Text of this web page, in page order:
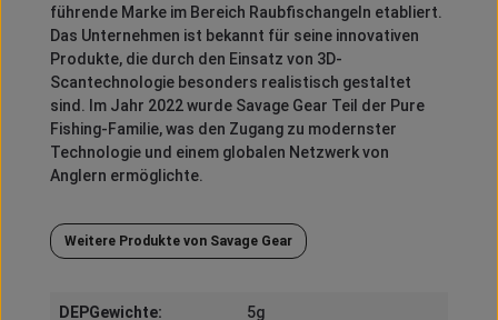
führende Marke im Bereich Raubfischangeln etabliert.
Das Unternehmen ist bekannt für seine innovativen
Produkte, die durch den Einsatz von 3D-
Scantechnologie besonders realistisch gestaltet
sind.
Im Jahr 2022 wurde Savage Gear Teil der Pure
Fishing-Familie, was den Zugang zu modernster
Technologie und einem globalen Netzwerk von
Anglern ermöglichte.
Weitere Produkte von Savage Gear
DEPGewichte: 5g